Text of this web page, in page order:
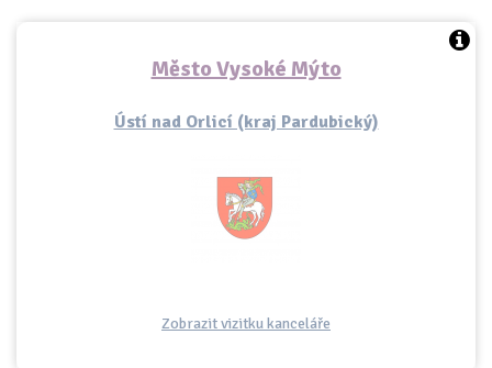
Město Vysoké Mýto
Ústí nad Orlicí (kraj Pardubický)
Zobrazit vizitku kanceláře